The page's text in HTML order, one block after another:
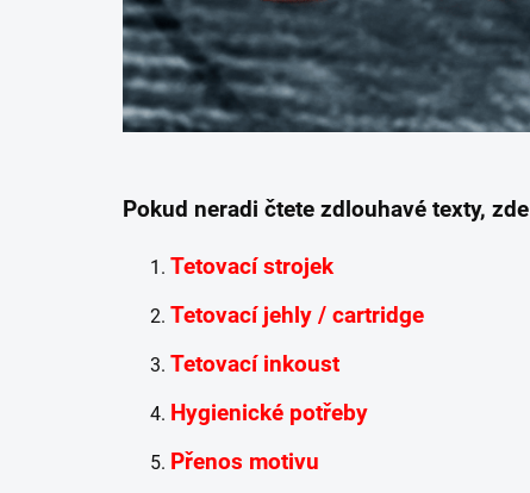
Pokud neradi čtete zdlouhavé texty,
Tetovací strojek
Tetovací jehly / cartridge
Tetovací inkoust
Hygienické potřeby
Přenos motivu